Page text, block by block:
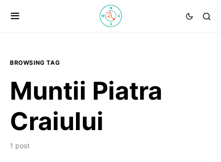
BROWSING TAG
Muntii Piatra
Craiului
1 post